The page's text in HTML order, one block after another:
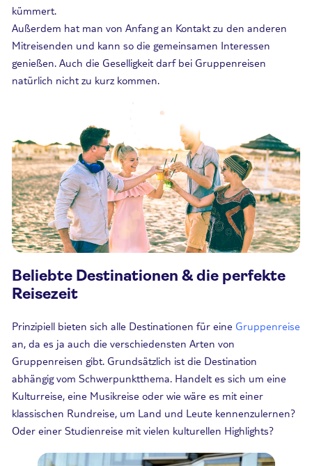
kümmert.
Außerdem hat man von Anfang an Kontakt zu den anderen
Mitreisenden und kann so die gemeinsamen Interessen
genießen. Auch die Geselligkeit darf bei Gruppenreisen
natürlich nicht zu kurz kommen.
Beliebte Destinationen & die perfekte
Reisezeit
Prinzipiell bieten sich alle Destinationen für eine Gruppenreise
an, da es ja auch die verschiedensten Arten von
Gruppenreisen gibt. Grundsätzlich ist die Destination
abhängig vom Schwerpunktthema. Handelt es sich um eine
Kulturreise, eine Musikreise oder wie wäre es mit einer
klassischen Rundreise, um Land und Leute kennenzulernen?
Oder einer Studienreise mit vielen kulturellen Highlights?